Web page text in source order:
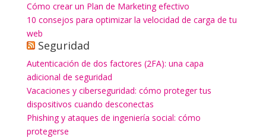
Cómo crear un Plan de Marketing efectivo
10 consejos para optimizar la velocidad de carga de tu
web
Seguridad
Autenticación de dos factores (2FA): una capa
adicional de seguridad
Vacaciones y ciberseguridad: cómo proteger tus
dispositivos cuando desconectas
Phishing y ataques de ingeniería social: cómo
protegerse